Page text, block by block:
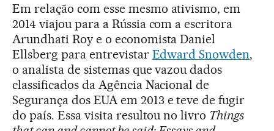
Em relação com esse mesmo ativismo, em
2014 viajou para a Rússia com a escritora
Arundhati Roy e o economista Daniel
Ellsberg para entrevistar Edward Snowden,
o analista de sistemas que vazou dados
classificados da Agência Nacional de
Segurança dos EUA em 2013 e teve de fugir
do país. Essa visita resultou no livro Things